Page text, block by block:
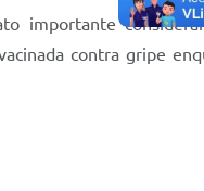
importante
contra gripe